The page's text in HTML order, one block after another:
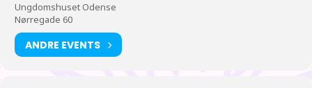
bestyrelsesmedlem hvis muligt.
19:00 Kort forklaring om hvad Tanabata er. Umiddelbart der efter
vil vi selv afholde en Tanabata, efterfulgt af vandmelons
Ungdomshuset Odense
Nørregade 60
ANDRE EVENTS